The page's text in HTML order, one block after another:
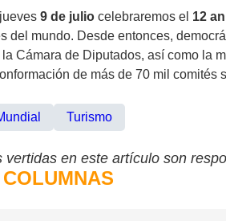
9 de julio celebraremos el 12
del mundo. Desde entonces,
Cámara de Diputados, así como la
de más de 70 mil
Turismo
vertidas en este artículo son